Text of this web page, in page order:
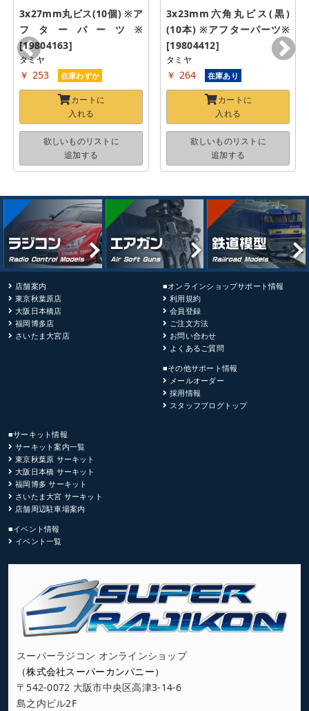
3x27mm丸ビス(10個) ※ア
フターパーツ※
[19804163]
タミヤ
￥ 253 在庫わずか
カートに
入れる
欲しいものリストに
追加する
3x23mm六角丸ビス(黒)
(10本) ※アフターパーツ※
[19804412]
タミヤ
￥ 264 在庫あり
カートに
入れる
欲しいものリストに
追加する
店舗案内
東京秋葉原店
大阪日本橋店
福岡博多店
さいたま大宮店
■オンラインショップサポート情報
利用規約
会員登録
ご注文方法
お問い合わせ
よくあるご質問
■その他サポート情報
メールオーダー
採用情報
スタッフブログトップ
■サーキット情報
サーキット案内一覧
東京秋葉原 サーキット
大阪日本橋 サーキット
福岡博多 サーキット
さいたま大宮 サーキット
店舗周辺駐車場案内
■イベント情報
イベント一覧
スーパーラジコン オンラインショップ
（株式会社スーパーカンパニー）
〒542-0072 大阪市中央区高津3-14-6
島之内ビル2F